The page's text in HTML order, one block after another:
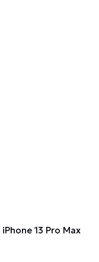
13 Pro Max